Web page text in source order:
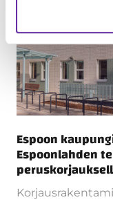
Espoon
Espoonlahden